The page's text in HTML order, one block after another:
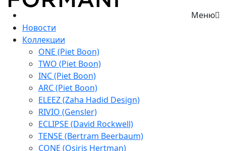
Меню
Новости
Коллекции
ONE (Piet Boon)
TWO (Piet Boon)
INC (Piet Boon)
ARC (Piet Boon)
ELEEZ (Zaha Hadid Design)
RIVIO (Gensler)
ECLIPSE (David Rockwell)
TENSE (Bertram Beerbaum)
CONE (Osiris Hertman)